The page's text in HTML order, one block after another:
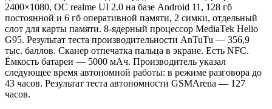
2400×1080, ОС realme UI 2.0 на базе Android 11, 128 гб
постоянной и 6 гб оперативной памяти, 2 симки, отдельный
слот для карты памяти. 8-ядерный процессор MediaTek Helio
G95. Результат теста производительности AnTuTu — 356,9
тыс. баллов. Сканер отпечатка пальца в экране. Есть NFC.
Ёмкость батареи — 5000 мАч. Производитель указал
следующее время автономной работы: в режиме разговора до
43 часов. Результат теста автономности GSMArena — 127
часов.